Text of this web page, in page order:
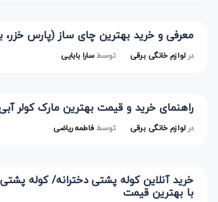
معرفی و خرید بهترین چای ساز (پارس
درلوازم خانگی برقی توسطسارا بابایی
راهنمای خرید و قیمت بهترین مارک کولر
درلوازم خانگی برقی توسطفاطمه ریاضی
خرید آنلاین کوله پشتی دخترانه/ کوله
با بهترین قیمت